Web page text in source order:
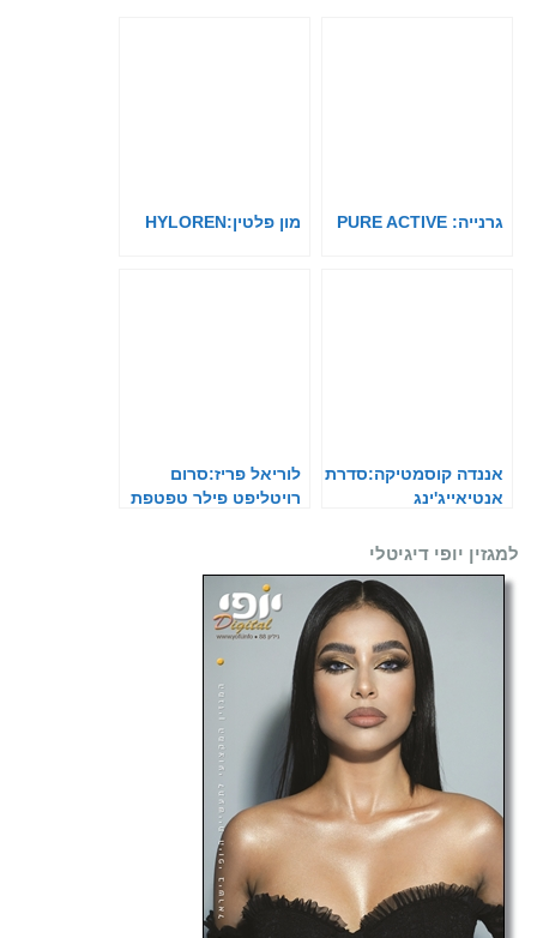
גרנייה: PURE ACTIVE מון פלטין:HYLOREN
אננדה קוסמטיקה:סדרת
אנטיאייג'ינג
לוריאל פריז:סרום
רויטליפט פילר טפטפת
למגזין יופי דיגיטלי